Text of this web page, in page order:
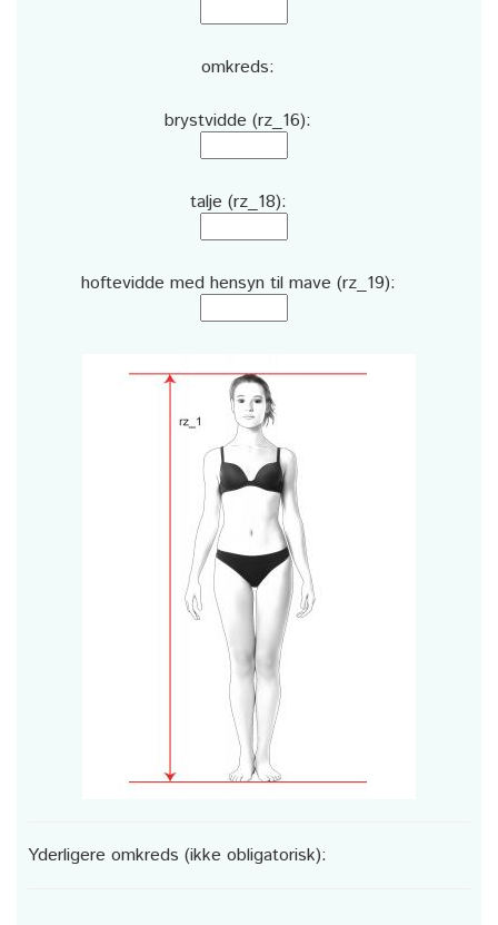
omkreds:
brystvidde (rz_16):
talje (rz_18):
hoftevidde med hensyn til mave (rz_19):
Yderligere omkreds (ikke obligatorisk):